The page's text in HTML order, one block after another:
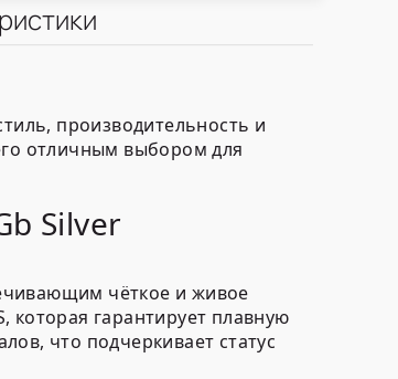
производительность и
отличным выбором для
Silver
чёткое и живое
гарантирует плавную
что подчеркивает статус